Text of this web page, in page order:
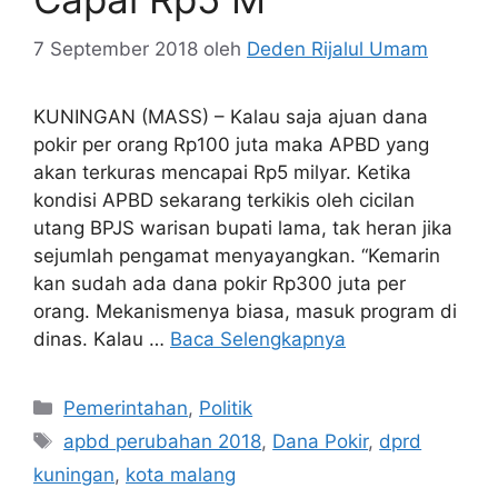
7 September 2018 oleh Deden Rijalul Umam
KUNINGAN (MASS) – Kalau saja ajuan dana
pokir per orang Rp100 juta maka APBD yang
akan terkuras mencapai Rp5 milyar. Ketika
kondisi APBD sekarang terkikis oleh cicilan
utang BPJS warisan bupati lama, tak heran jika
sejumlah pengamat menyayangkan. “Kemarin
kan sudah ada dana pokir Rp300 juta per
orang. Mekanismenya biasa, masuk program di
dinas. Kalau … Baca Selengkapnya
Kategori
Pemerintahan, Politik
Tag
apbd perubahan 2018, Dana Pokir, dprd
kuningan, kota malang